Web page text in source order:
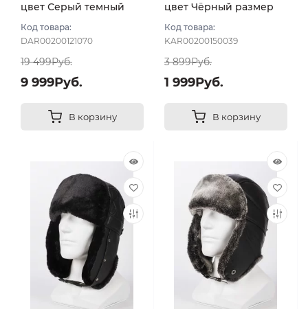
цвет Серый темный
Код товара:
DAR00200121070
19 499Руб.
9 999Руб.
В корзину
цвет Чёрный размер
Код товара:
KAR00200150039
3 899Руб.
1 999Руб.
В корзину